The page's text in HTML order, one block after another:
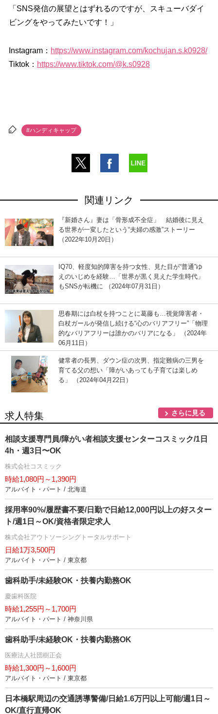
「SNS発信の展望とはずれるのですが、スキューバダイ
ビングをやってみたいです！」
Instagram： https://www.instagram.com/kochujan.s.k0928/
Tiktok： https://www.tiktok.com/@k.s0928
#ハンディキャップ
関連リンク
『新婚さん』妻は「骨形成不全症」 結婚後に見え
る世界が一変したという“夫婦の感激”ストーリー
（2022年10月20日）
IQ70、軽度知的障害を持つ女性、見た目が“普通”ゆ
えのいじめを経験…「世界が黒く見えた学生時代」
もSNSが転機に （2024年07月31日）
思春期には白杖を持つことに葛藤も…視覚障害者・
白杖ガールが発信し続ける“心のバリアフリー”「物理
的なバリアフリーは誰かのバリアになる」 （2024年
06月11日）
健常者の長男、ダウン症の次男、指定難病の三男を
育てる父の想い「障がいあっても子育ては楽しめ
る」 （2024年04月22日）
求人特集 さらに見る
相談支援専門員/障がい者相談支援センターコスミック/1日
4h・週3日〜OK
株式会社コスミック
時給1,080円～1,390円
アルバイト・パート / 北海道
採用率90%/履歴書不要/日勤で日給12,000円以上の好スター
ト/週1日～OK/資格者限定求人
株式会社アウトソーシングトータルサポート
日給1万3,500円
アルバイト・パート / 東京都
歯科助手/未経験OK・扶養内勤務OK
慶歯科医院
時給1,255円～1,700円
アルバイト・パート / 神奈川県
歯科助手/未経験OK・扶養内勤務OK
医療法人社団樹正会
時給1,300円～1,600円
アルバイト・パート / 東京都
日本橋駅周辺の交通誘導警備/日給1.6万円以上可能/週1日～
OK/直行直帰OK